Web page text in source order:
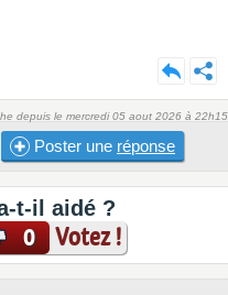
depuis le mercredi 05 aout 2026 à 22h15
Poster une réponse
t-il aidé ?
0 Votez !